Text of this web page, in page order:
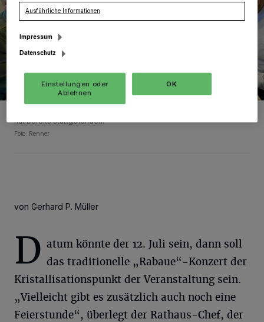
hat bereits stattgefunden.
Foto: Renner
von Gerhard P. Müller
D atum könnte der 12. Juli sein, dann soll
das traditionelle „Rabaue“-Konzert der
Kristallisationspunkt der Veranstaltung sein.
„Vielleicht gibt es zusätzlich auch noch eine
Feierstunde“, überlegt der Rathaus-Chef, der
Ausführliche Informationen
Impressum
Datenschutz
Einstellungen oder
Ablehnen
OK